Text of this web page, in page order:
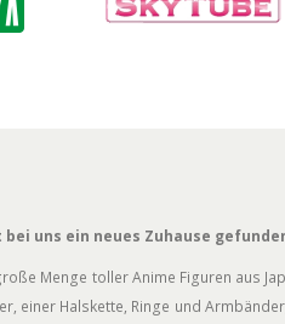
uns ein neues Zuhause
Menge toller Anime Figuren aus
einer Halskette, Ringe und